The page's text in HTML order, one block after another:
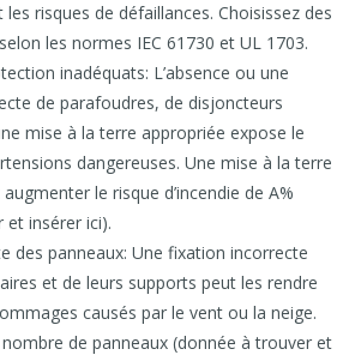
risques de défaillances. Choisissez des
les normes IEC 61730 et UL 1703.
inadéquats: L’absence ou une
de parafoudres, de disjoncteurs
mise à la terre appropriée expose le
dangereuses. Une mise à la terre
le risque d’incendie de A%
et insérer ici).
des panneaux: Une fixation incorrecte
et de leurs supports peut les rendre
causés par le vent ou la neige.
de panneaux (donnée à trouver et